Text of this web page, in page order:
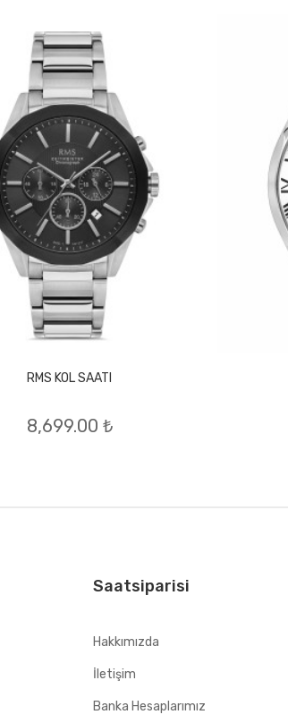
RMS KOL SAATI
8,699.00 ₺
Saatsiparisi
Hakkımızda
İletişim
Banka Hesaplarımız